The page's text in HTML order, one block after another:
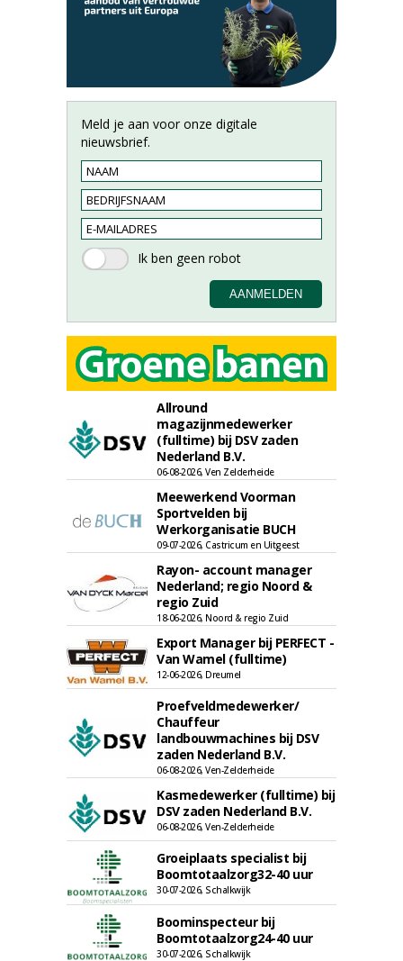
Meld je aan voor onze digitale
nieuwsbrief.
Allround
magazijnmedewerker
(fulltime) bij DSV zaden
Nederland B.V.
06-08-2026, Ven Zelderheide
Meewerkend Voorman
Sportvelden bij
Werkorganisatie BUCH
09-07-2026, Castricum en Uitgeest
Rayon- account manager
Nederland; regio Noord &
regio Zuid
18-06-2026, Noord & regio Zuid
Export Manager bij PERFECT -
Van Wamel (fulltime)
12-06-2026, Dreumel
Proefveldmedewerker/
Chauffeur
landbouwmachines bij DSV
zaden Nederland B.V.
06-08-2026, Ven-Zelderheide
Kasmedewerker (fulltime) bij
DSV zaden Nederland B.V.
06-08-2026, Ven-Zelderheide
Groeiplaats specialist bij
Boomtotaalzorg32-40 uur
30-07-2026, Schalkwijk
Boominspecteur bij
Boomtotaalzorg24-40 uur
30-07-2026, Schalkwijk